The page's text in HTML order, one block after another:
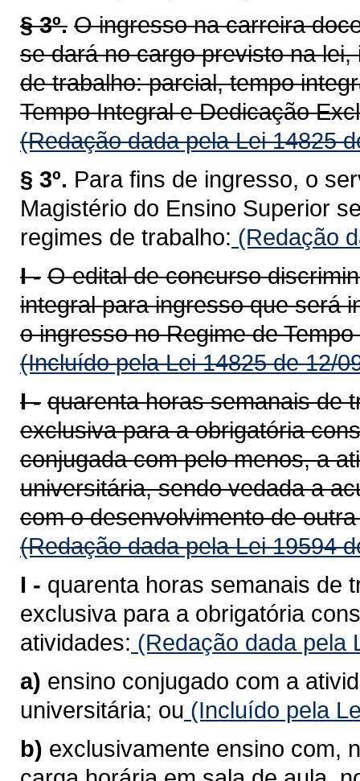
§ 3º. O ingresso na carreira
se dará no cargo previsto na
de trabalho: parcial, tempo
Tempo Integral e Dedicação
(Redação dada pela Lei 14825
§ 3º. Para fins de ingresso, o
Magistério do Ensino Superior
regimes de trabalho: (Redação
I - O edital de concurso
integral para ingresso que será
o ingresso no Regime de
(Incluído pela Lei 14825 de 12/
I - quarenta horas semanais de
exclusiva para a obrigatória
conjugada com pelo menos, a
universitária, sendo vedada a
com o desenvolvimento de
(Redação dada pela Lei 19594
I - quarenta horas semanais de
exclusiva para a obrigatória
atividades: (Redação dada pela
a) ensino conjugado com a
universitária; ou (Incluído pela
b) exclusivamente ensino com,